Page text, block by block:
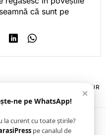
că sunt pe
DE ANULARE & RETUR
CONTACT
CĂLĂRĂȘEAN
×
ne pe WhatsApp!
la curent cu toate știrile?
pe canalul de